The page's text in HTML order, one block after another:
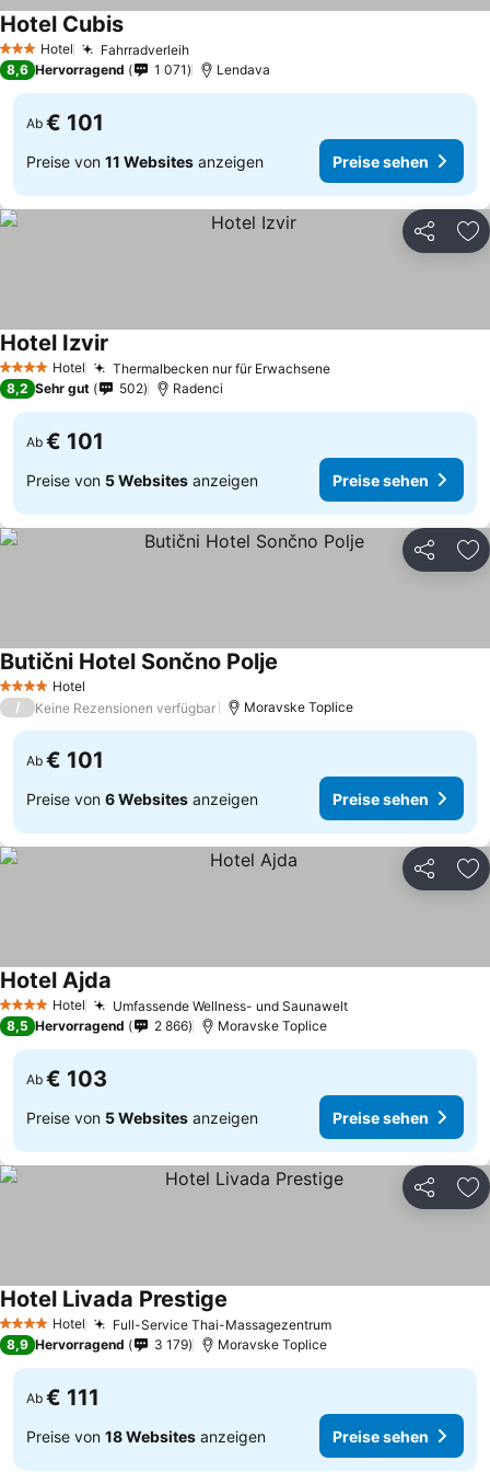
3 SterneHotel FahrradverleihPreise sehen
Hotel CubisPreise sehen
8,6 Hervorragend 1 071 Lendava
Ab € 101
Preise von 11 Websites anzeigen Preise sehen
Teilen
4 Sterne Hotel Thermalbecken nur für ErwachsenePreise sehen
Hotel Izvir
8,2 Sehr gut 502 Radenci
Ab € 101
Preise von 5 Websites anzeigen Preise sehen
Teilen
4 Sterne Hotel
Butični Hotel Sončno Polje
/ Keine Rezensionen verfügbar Moravske Toplice
Ab € 101
Preise von 6 Websites anzeigen Preise sehen
Teilen
4 Sterne Hotel Umfassende Wellness- und SaunaweltPreise sehen
Hotel Ajda
8,5 Hervorragend 2 866 Moravske Toplice
Ab € 103
Preise von 5 Websites anzeigen Preise sehen
Teilen
4 Sterne Hotel Full-Service Thai-MassagezentrumPreise sehen
Hotel Livada Prestige
8,9 Hervorragend 3 179 Moravske Toplice
Ab € 111
Preise von 18 Websites anzeigen Preise sehen